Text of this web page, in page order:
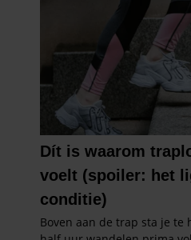
partners kunnen deze
informatie die u aan ze heeft
verzameld op basis van uw
gaat akkoord met onze
gebruiken.